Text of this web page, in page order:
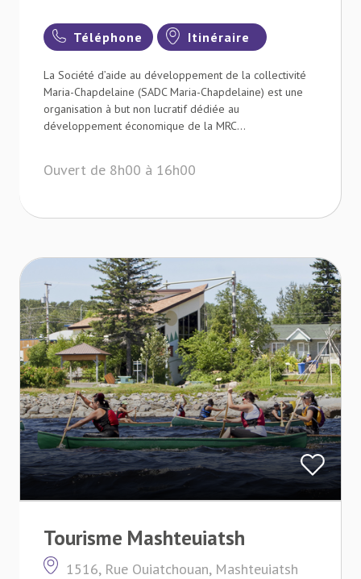
Téléphone Itinéraire
La Société d’aide au développement de la collectivité
Maria-Chapdelaine (SADC Maria-Chapdelaine) est une
organisation à but non lucratif dédiée au
développement économique de la MRC...
Ouvert de 8h00 à 16h00
Tourisme Mashteuiatsh
1516, Rue Ouiatchouan, Mashteuiatsh